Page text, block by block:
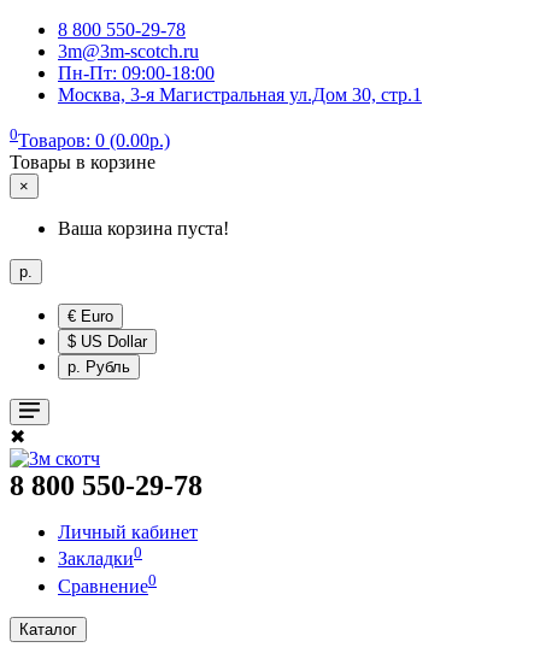
8 800 550-29-78
3m@3m-scotch.ru
Пн-Пт: 09:00-18:00
Москва, 3-я Магистральная ул.Дом 30, стр.1
0Товаров: 0 (0.00р.)
Товары в корзине
×
Ваша корзина пуста!
р.
€ Euro
$ US Dollar
р. Рубль
✖
8 800 550-29-78
Личный кабинет
Закладки0
Сравнение0
Каталог